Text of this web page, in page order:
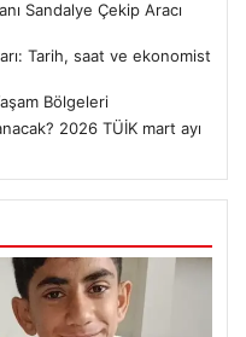
Sandalye Çekip Aracı
Tarih, saat ve ekonomist
Bölgeleri
2026 TÜİK mart ayı